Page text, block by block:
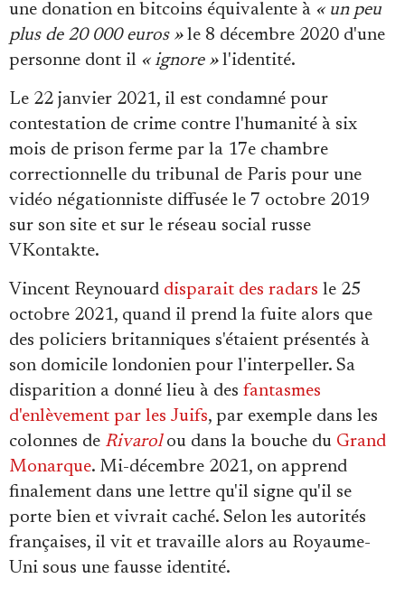
une donation en bitcoins équivalente à « un peu
plus de 20 000 euros » le 8 décembre 2020 d'une
personne dont il « ignore »l'identité.
Le 22 janvier 2021, il est condamné pour
contestation de crime contre l'humanité à six
mois de prison ferme par la 17e chambre
correctionnelle du tribunal de Paris pour une
vidéo négationniste diffusée le 7 octobre 2019
sur son site et sur le réseau social russe
VKontakte.
Vincent Reynouard disparait des radars le 25
octobre 2021, quand il prend la fuite alors que
des policiers britanniques s'étaient présentés à
son domicile londonien pour l'interpeller. Sa
disparition a donné lieu à des fantasmes
d'enlèvement par les Juifs, par exemple dans les
colonnes de Rivarolou dans la bouche du Grand
Monarque. Mi-décembre 2021, on apprend
finalement dans une lettre qu'il signe qu'il se
porte bien et vivrait caché. Selon les autorités
françaises, il vit et travaille alors au Royaume-
Uni sous une fausse identité.